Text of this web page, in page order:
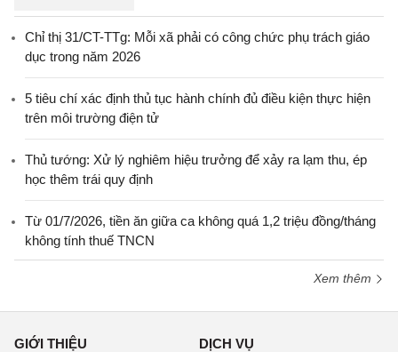
Chỉ thị 31/CT-TTg: Mỗi xã phải có công chức phụ trách giáo
dục trong năm 2026
5 tiêu chí xác định thủ tục hành chính đủ điều kiện thực hiện
trên môi trường điện tử
Thủ tướng: Xử lý nghiêm hiệu trưởng để xảy ra lạm thu, ép
học thêm trái quy định
Từ 01/7/2026, tiền ăn giữa ca không quá 1,2 triệu đồng/tháng
không tính thuế TNCN
Xem thêm
GIỚI THIỆU DỊCH VỤ